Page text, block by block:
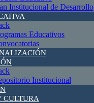
Institucional de Desarrollo
Educativos
Institucional
CULTURA